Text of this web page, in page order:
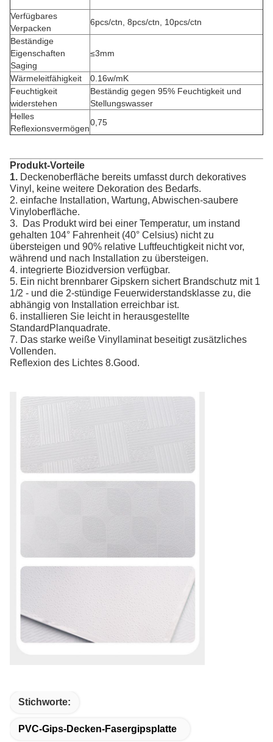
Verfügbares
Verpacken
6pcs/ctn, 8pcs/ctn, 10pcs/ctn
Beständige
Eigenschaften
Saging
≤3mm
Wärmeleitfähigkeit
0.16w/mK
Feuchtigkeit
widerstehen
Beständig gegen 95% Feuchtigkeit und
Stellungswasser
Helles
Reflexionsvermögen
0,75
Produkt-Vorteile
1. Deckenoberfläche bereits umfasst durch dekoratives
Vinyl, keine weitere Dekoration des Bedarfs.
2. einfache Installation, Wartung, Abwischen-saubere
Vinyloberfläche.
3. Das Produkt wird bei einer Temperatur, um instand
gehalten 104° Fahrenheit (40° Celsius) nicht zu
übersteigen und 90% relative Luftfeuchtigkeit nicht vor,
während und nach Installation zu übersteigen.
4. integrierte Biozidversion verfügbar.
5. Ein nicht brennbarer Gipskern sichert Brandschutz mit 1
1/2 - und die 2-stündige Feuerwiderstandsklasse zu, die
abhängig von Installation erreichbar ist.
6. installieren Sie leicht in herausgestellte
StandardPlanquadrate.
7. Das starke weiße Vinyllaminat beseitigt zusätzliches
Vollenden.
Reflexion des Lichtes 8.Good.
Stichworte:
PVC-Gips-Decken-Fasergipsplatte